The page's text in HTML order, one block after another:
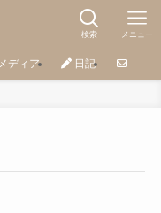
検索 メニュー
メディア 日記